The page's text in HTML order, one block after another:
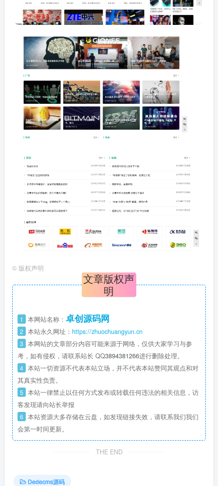
© 版权声明
文章版权声
明
1 本网站名称： 卓创源码网
2 本站永久网址： https://zhuochuangyun.cn
3 本网站的文章部分内容可能来源于网络，仅供大家学习与参
考，如有侵权，请联系站长 QQ3894381266进行删除处理。
4 本站一切资源不代表本站立场，并不代表本站赞同其观点和对
其真实性负责。
5 本站一律禁止以任何方式发布或转载任何违法的相关信息，访
客发现请向站长举报
6 本站资源大多存储在云盘，如发现链接失效，请联系我们我们
会第一时间更新。
THE END
Dedecms源码